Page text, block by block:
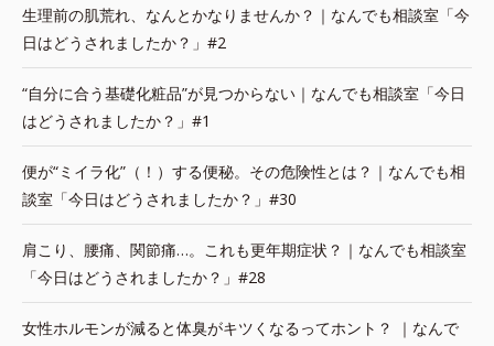
生理前の肌荒れ、なんとかなりませんか？｜なんでも相談室「今
日はどうされましたか？」#2
“自分に合う基礎化粧品”が見つからない｜なんでも相談室「今日
はどうされましたか？」#1
便が“ミイラ化”（！）する便秘。その危険性とは？｜なんでも相
談室「今日はどうされましたか？」#30
肩こり、腰痛、関節痛…。これも更年期症状？｜なんでも相談室
「今日はどうされましたか？」#28
女性ホルモンが減ると体臭がキツくなるってホント？ ｜なんで